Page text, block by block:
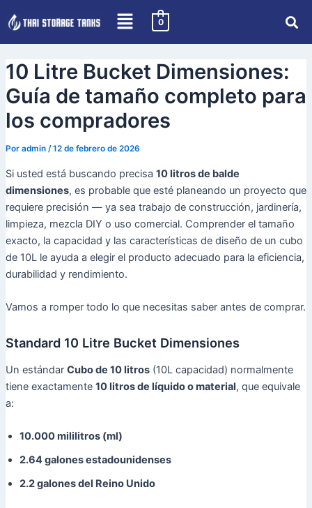
to
content
0
10 Litre Bucket Dimensiones:
Guía de tamaño completo para
los compradores
Por admin /12 de febrero de 2026
Si usted está buscando precisa 10 litros de balde
dimensiones, es probable que esté planeando un proyecto que
requiere precisión — ya sea trabajo de construcción, jardinería,
limpieza, mezcla DIY o uso comercial. Comprender el tamaño
exacto, la capacidad y las características de diseño de un cubo
de 10L le ayuda a elegir el producto adecuado para la eficiencia,
durabilidad y rendimiento.
Vamos a romper todo lo que necesitas saber antes de comprar.
Standard 10 Litre Bucket Dimensiones
Un estándar Cubo de 10 litros(10L capacidad) normalmente
tiene exactamente 10 litros de líquido o material, que equivale
a:
10.000 mililitros (ml)
2.64 galones estadounidenses
2.2 galones del Reino Unido
de
puestos